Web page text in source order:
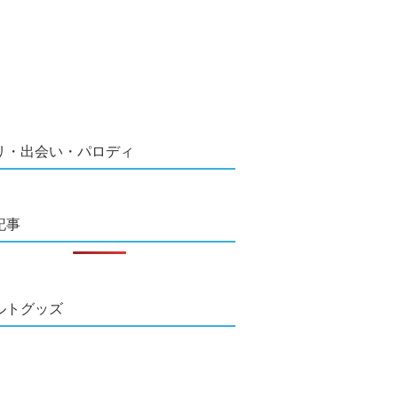
・出会い・パロディ
事
トグッズ